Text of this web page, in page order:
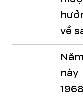
về